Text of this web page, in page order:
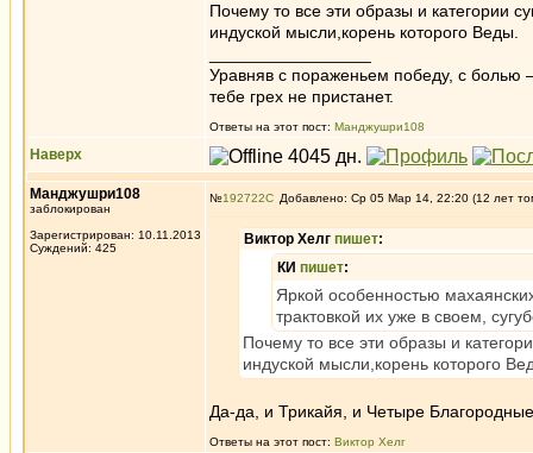
Почему то все эти образы и категории
индуской мысли,корень которого Веды.
Уравняв с пораженьем победу, с болью
тебе грех не пристанет.
Ответы на этот пост: Манджушри108
Наверх
Манджушри108
заблокирован
Зарегистрирован: 10.11.2013
Суждений: 425
№192722 Добавлено: Ср 05 Мар 14, 22:20 (12 лет
Виктор Хелг пишет:
КИ пишет:
Яркой особенностью
трактовкой их уже в своем,
Почему то все эти образы и
индуской мысли,корень которого
Да-да, и Трикайя, и Четыре
Ответы на этот пост: Виктор Хелг